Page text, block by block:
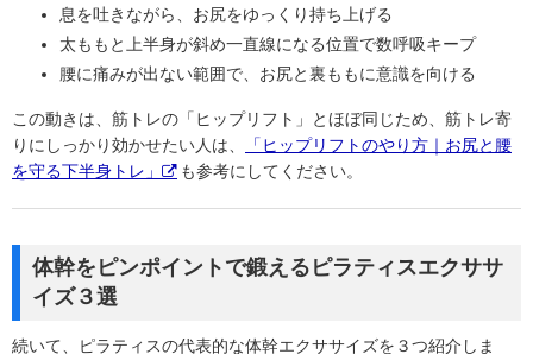
息を吐きながら、お尻をゆっくり持ち上げる
太ももと上半身が斜め一直線になる位置で数呼吸キープ
腰に痛みが出ない範囲で、お尻と裏ももに意識を向ける
この動きは、筋トレの「ヒップリフト」とほぼ同じため、筋トレ寄
りにしっかり効かせたい人は、
「ヒップリフトのやり方｜お尻と腰
を守る下半身トレ」
も参考にしてください。
体幹をピンポイントで鍛えるピラティスエクササ
イズ３選
続いて、ピラティスの代表的な体幹エクササイズを３つ紹介しま